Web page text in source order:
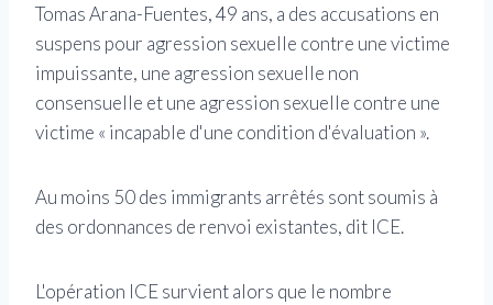
Tomas Arana-Fuentes, 49 ans, a des accusations en
suspens pour agression sexuelle contre une victime
impuissante, une agression sexuelle non
consensuelle et une agression sexuelle contre une
victime « incapable d'une condition d'évaluation ».
Au moins 50 des immigrants arrêtés sont soumis à
des ordonnances de renvoi existantes, dit ICE.
L'opération ICE survient alors que le nombre